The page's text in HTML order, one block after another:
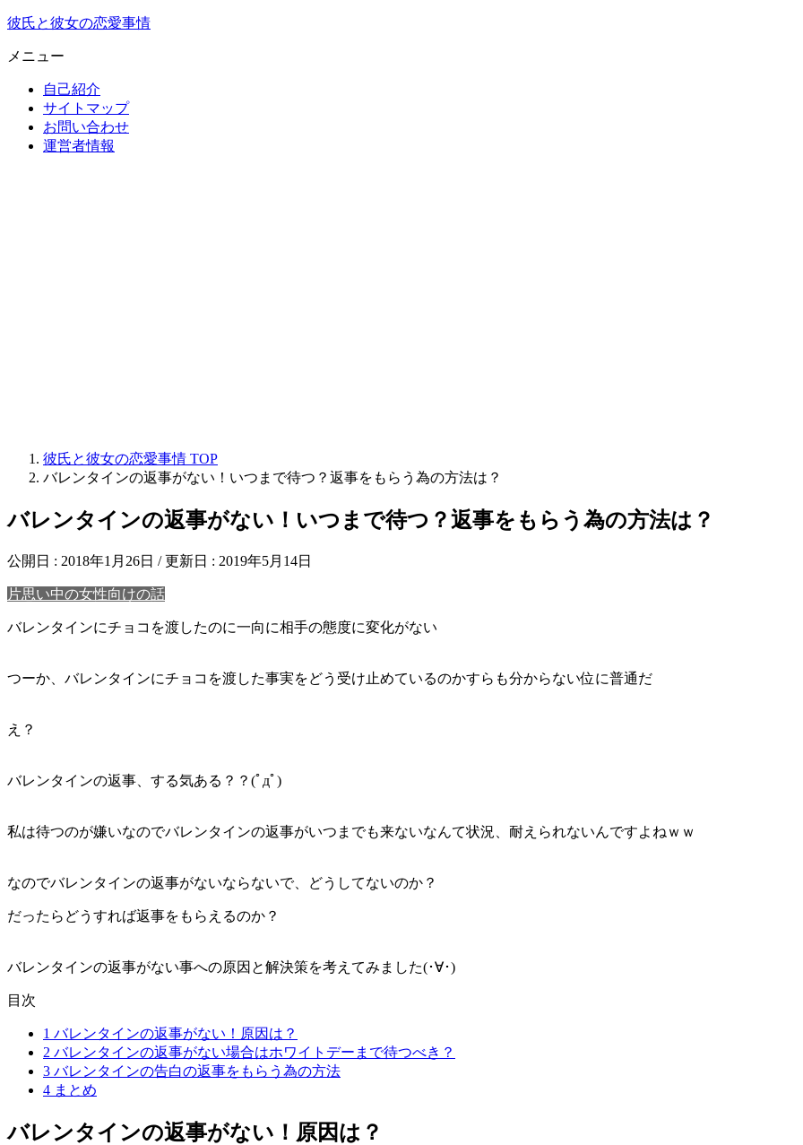
彼氏と彼女の恋愛事情
メニュー
自己紹介
サイトマップ
お問い合わせ
運営者情報
彼氏と彼女の恋愛事情 TOP
バレンタインの返事がない！いつまで待つ？返事をもらう為の方法は？
バレンタインの返事がない！いつまで待つ？返事をもらう為の方法は？
公開日 : 2018年1月26日 / 更新日 : 2019年5月14日
片思い中の女性向けの話
バレンタインにチョコを渡したのに一向に相手の態度に変化がない
つーか、バレンタインにチョコを渡した事実をどう受け止めているのかすらも分からない位に普通だ
え？
バレンタインの返事、する気ある？？(ﾟдﾟ)
私は待つのが嫌いなのでバレンタインの返事がいつまでも来ないなんて状況、耐えられないんですよねｗｗ
なのでバレンタインの返事がないならないで、どうしてないのか？
だったらどうすれば返事をもらえるのか？
バレンタインの返事がない事への原因と解決策を考えてみました(･∀･)
目次
1 バレンタインの返事がない！原因は？
2 バレンタインの返事がない場合はホワイトデーまで待つべき？
3 バレンタインの告白の返事をもらう為の方法
4 まとめ
バレンタインの返事がない！原因は？